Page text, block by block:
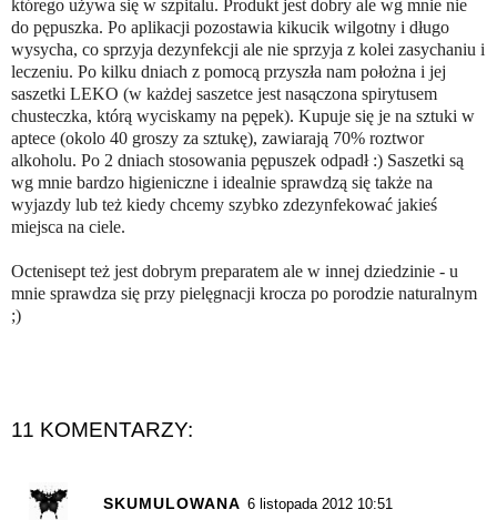
którego używa się w szpitalu. Produkt jest dobry ale wg mnie nie
do pępuszka. Po aplikacji pozostawia kikucik wilgotny i długo
wysycha, co sprzyja dezynfekcji ale nie sprzyja z kolei zasychaniu i
leczeniu. Po kilku dniach z pomocą przyszła nam położna i jej
saszetki LEKO (w każdej saszetce jest nasączona spirytusem
chusteczka, którą wyciskamy na pępek). Kupuje się je na sztuki w
aptece (okolo 40 groszy za sztukę), zawiarają 70% roztwor
alkoholu. Po 2 dniach stosowania pępuszek odpadł :) Saszetki są
wg mnie bardzo higieniczne i idealnie sprawdzą się także na
wyjazdy lub też kiedy chcemy szybko zdezynfekować jakieś
miejsca na ciele.
Octenisept też jest dobrym preparatem ale w innej dziedzinie - u
mnie sprawdza się przy pielęgnacji krocza po porodzie naturalnym
;)
11 KOMENTARZY:
SKUMULOWANA 6 listopada 2012 10:51